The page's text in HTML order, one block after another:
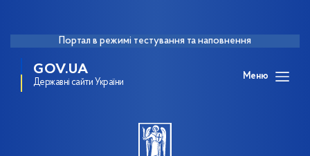
Портал в режимі тестування та наповнення
GOV.UA
Державні сайти України
Меню